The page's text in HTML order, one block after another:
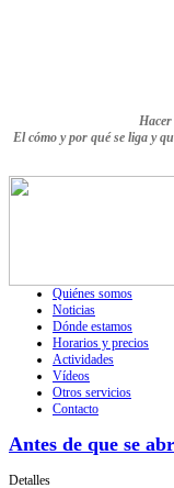
El cómo y por qué se liga y
Quiénes somos
Noticias
Dónde estamos
Horarios y precios
Actividades
Vídeos
Otros servicios
Contacto
Antes de que se
Detalles